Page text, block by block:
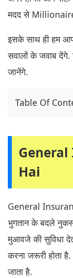
मदद से Millionaire
इसके साथ ही हम
सवालों के जवाब देंगे.
जानेंगे.
Table Of
General
Hai
General
भुगतान के बदले
मुआवजे की सुविधा
करना जरूरी होता
जाता है.